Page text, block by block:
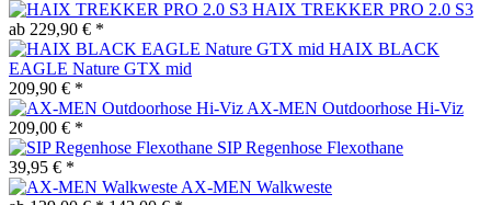
HAIX TREKKER PRO 2.0 S3
ab 229,90 € *
HAIX BLACK
EAGLE Nature GTX mid
209,90 € *
AX-MEN Outdoorhose Hi-Viz
209,00 € *
SIP Regenhose Flexothane
39,95 € *
AX-MEN Walkweste